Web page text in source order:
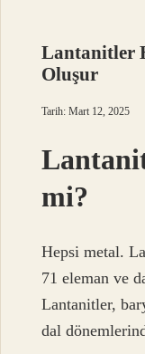
Lantanitler
Oluşur
Tarih: Mart 12, 2025
mi?
Hepsi metal.
71 eleman ve
Lantanitler,
dal